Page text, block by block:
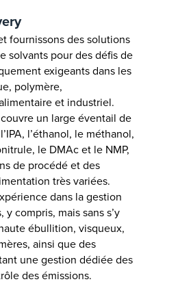
fournissons des solutions
solvants pour des défis de
exigeants dans les
polymère,
et industriel.
un large éventail de
l’éthanol, le méthanol,
le DMAc et le NMP,
de procédé et des
très variées.
dans la gestion
compris, mais sans s’y
ébullition, visqueux,
ainsi que des
une gestion dédiée des
des émissions.